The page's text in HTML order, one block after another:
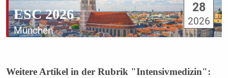
ESC 2026
München
28
2026
Weitere Artikel in der Rubrik "Intensivmedizin":